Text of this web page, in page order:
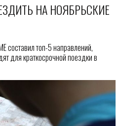
НА НОЯБРЬСКИЕ
составил топ-5 направлений,
для краткосрочной поездки в